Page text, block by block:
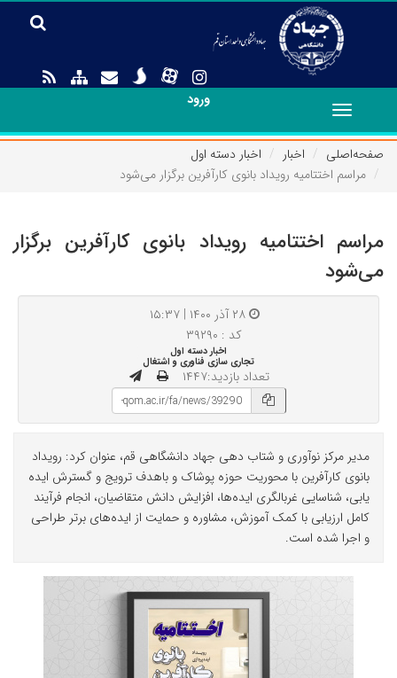
ورود
Toggle
navigation
صفحه‌اصلی
اخبار
اخبار دسته اول
مراسم اختتامیه رویداد بانوی کارآفرین برگزار می‌شود
مراسم اختتامیه رویداد بانوی کارآفرین برگزار
می‌شود
۲۸ آذر ۱۴۰۰ | ۱۵:۳۷
کد : ۳۹۲۹۰
اخبار دسته اول
تجاری سازی فناوری و اشتغال
تعداد بازدید:۱۴۴۷
مدیر مرکز نوآوری و شتاب دهی جهاد دانشگاهی قم، عنوان کرد: رویداد
بانوی کارآفرین با محوریت حوزه پوشاک و باهدف ترویج و گسترش ایده
یابی، شناسایی غربالگری ایده‌ها، افزایش دانش متقاضیان، انجام فرآیند
کامل ارزیابی با کمک آموزش، مشاوره و حمایت از ایده‌های برتر طراحی
و اجرا شده است.